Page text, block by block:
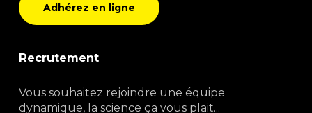
Adhérez en ligne
Recrutement
Vous souhaitez rejoindre une équipe
dynamique, la science ça vous plait...